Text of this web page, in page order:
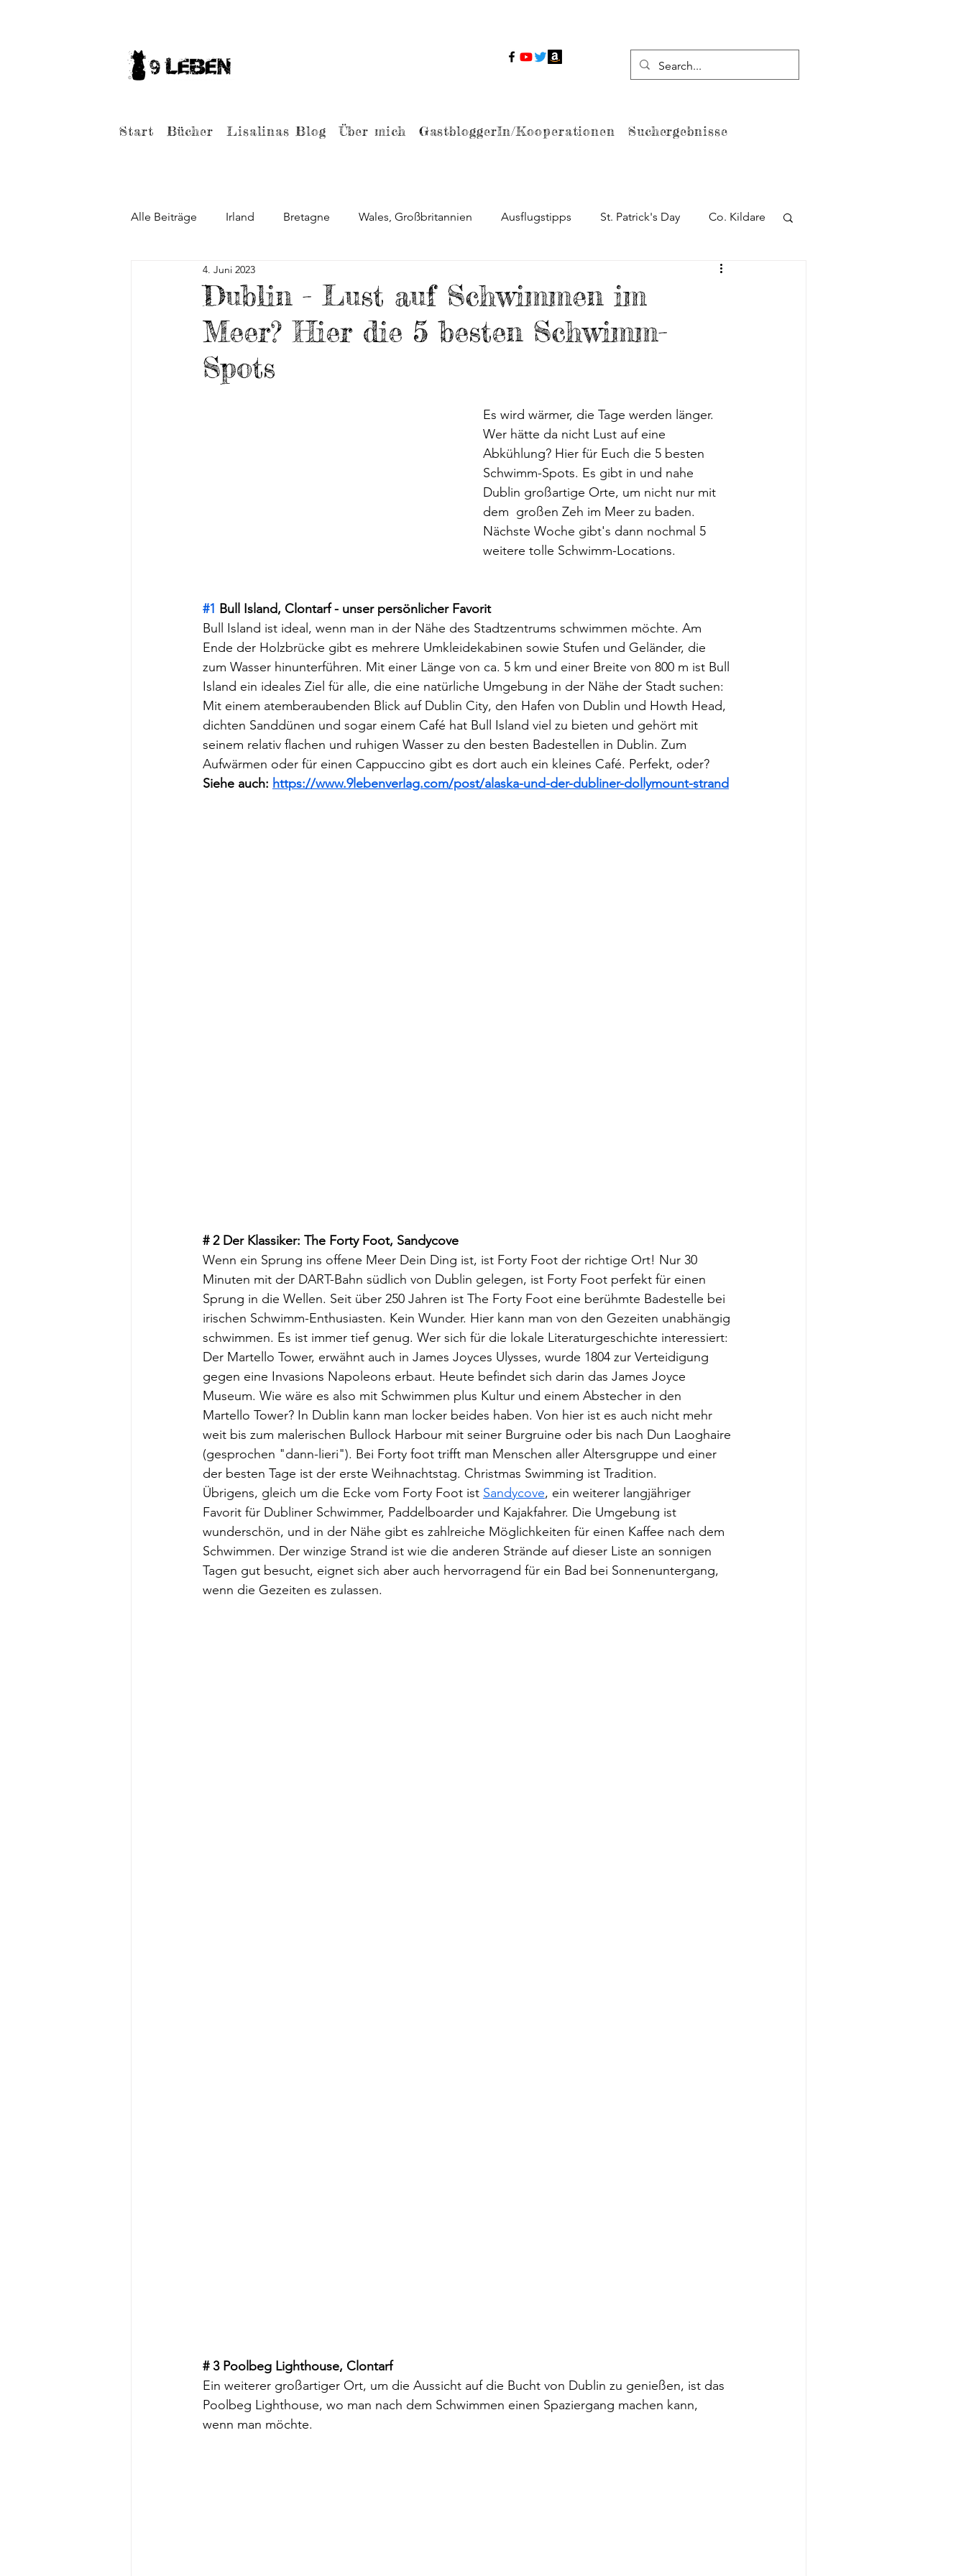
Start Bücher Lisalinas Blog Über mich GastbloggerIn/Kooperationen Suchergebnisse
Alle Beiträge Irland Bretagne Wales, Großbritannien Ausflugstipps St. Patrick's Day Co. Kildare
Game of Thrones
Leseprobe Grafschaft Kildare Ausflugstipps Reisen mit Hund Pubs Biergarten
Wicklow Mountains Co. Carlow
Dublin - Lust auf Schwimmen im
Meer? Hier die 5 besten Schwimm-
Spots
4. Juni 2023
Es wird wärmer, die Tage werden länger.
Wer hätte da nicht Lust auf eine
Abkühlung? Hier für Euch die 5 besten
Schwimm-Spots. Es gibt in und nahe
Dublin großartige Orte, um nicht nur mit
dem  großen Zeh im Meer zu baden.
Nächste Woche gibt's dann nochmal 5
weitere tolle Schwimm-Locations.
#1 Bull Island, Clontarf - unser persönlicher Favorit
Bull Island ist ideal, wenn man in der Nähe des Stadtzentrums schwimmen möchte. Am
Ende der Holzbrücke gibt es mehrere Umkleidekabinen sowie Stufen und Geländer, die
zum Wasser hinunterführen. Mit einer Länge von ca. 5 km und einer Breite von 800 m ist Bull
Island ein ideales Ziel für alle, die eine natürliche Umgebung in der Nähe der Stadt suchen:
Mit einem atemberaubenden Blick auf Dublin City, den Hafen von Dublin und Howth Head,
dichten Sanddünen und sogar einem Café hat Bull Island viel zu bieten und gehört mit
seinem relativ flachen und ruhigen Wasser zu den besten Badestellen in Dublin. Zum
Aufwärmen oder für einen Cappuccino gibt es dort auch ein kleines Café. Perfekt, oder?
Siehe auch: https://www.9lebenverlag.com/post/alaska-und-der-dubliner-dollymount-strand
# 2 Der Klassiker: The Forty Foot, Sandycove
Wenn ein Sprung ins offene Meer Dein Ding ist, ist Forty Foot der richtige Ort! Nur 30
Minuten mit der DART-Bahn südlich von Dublin gelegen, ist Forty Foot perfekt für einen
Sprung in die Wellen. Seit über 250 Jahren ist The Forty Foot eine berühmte Badestelle bei
irischen Schwimm-Enthusiasten. Kein Wunder. Hier kann man von den Gezeiten unabhängig
schwimmen. Es ist immer tief genug. Wer sich für die lokale Literaturgeschichte interessiert:
Der Martello Tower, erwähnt auch in James Joyces Ulysses, wurde 1804 zur Verteidigung
gegen eine Invasions Napoleons erbaut. Heute befindet sich darin das James Joyce
Museum. Wie wäre es also mit Schwimmen plus Kultur und einem Abstecher in den
Martello Tower? In Dublin kann man locker beides haben. Von hier ist es auch nicht mehr
weit bis zum malerischen Bullock Harbour mit seiner Burgruine oder bis nach Dun Laoghaire
(gesprochen "dann-lieri"). Bei Forty foot trifft man Menschen aller Altersgruppe und einer
der besten Tage ist der erste Weihnachtstag. Christmas Swimming ist Tradition.
Übrigens, gleich um die Ecke vom Forty Foot ist Sandycove, ein weiterer langjähriger
Favorit für Dubliner Schwimmer, Paddelboarder und Kajakfahrer. Die Umgebung ist
wunderschön, und in der Nähe gibt es zahlreiche Möglichkeiten für einen Kaffee nach dem
Schwimmen. Der winzige Strand ist wie die anderen Strände auf dieser Liste an sonnigen
Tagen gut besucht, eignet sich aber auch hervorragend für ein Bad bei Sonnenuntergang,
wenn die Gezeiten es zulassen.
# 3 Poolbeg Lighthouse, Clontarf
Ein weiterer großartiger Ort, um die Aussicht auf die Bucht von Dublin zu genießen, ist das
Poolbeg Lighthouse, wo man nach dem Schwimmen einen Spaziergang machen kann,
wenn man möchte.